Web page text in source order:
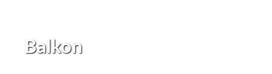
Balkon